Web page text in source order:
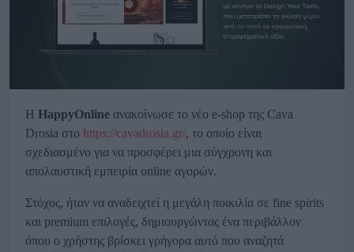
H HappyOnline ανακοίνωσε το νέο e-shop της Cava
Drosia στο https://cavadrosia.gr/, το οποίο είναι
σχεδιασμένο για να προσφέρει μια σύγχρονη και
απολαυστική εμπειρία online αγορών.
Στόχος, ήταν να αναδειχτεί η μεγάλη ποικιλία σε fine spirits
και premium επιλογές, δημιουργώντας ένα περιβάλλον
όπου ο χρήστης βρίσκει γρήγορα αυτό που αναζητά